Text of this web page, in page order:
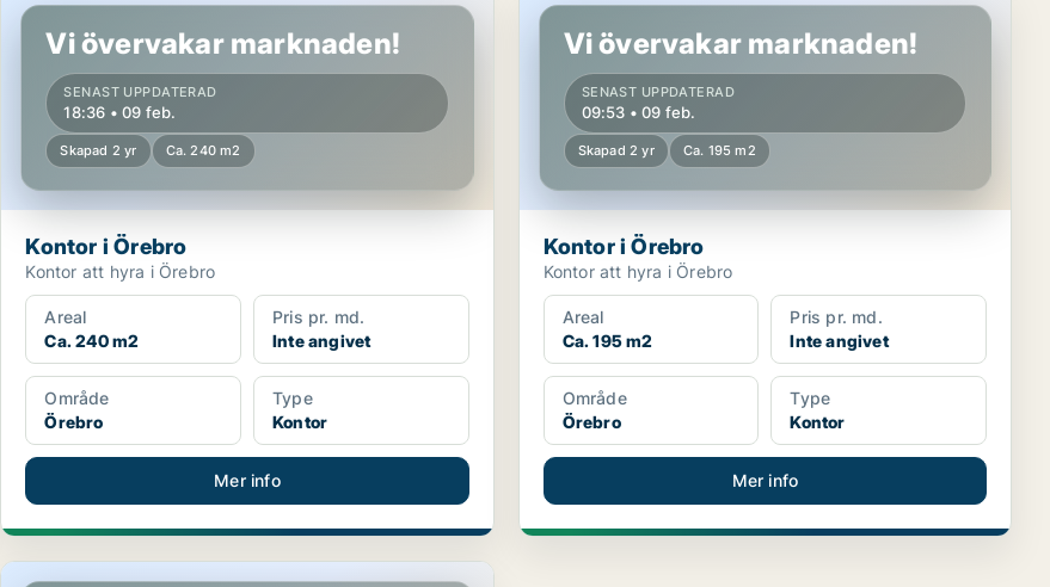
Vi övervakar marknaden!
SENAST UPPDATERAD
18:36 • 09 feb.
Skapad 2 yr Ca. 240 m2
Kontor i Örebro
Kontor att hyra i Örebro
Areal
Ca. 240 m2
Pris pr. md.
Inte angivet
Område
Örebro
Type
Kontor
Mer info
Vi övervakar marknaden!
SENAST UPPDATERAD
09:53 • 09 feb.
Skapad 2 yr Ca. 195 m2
Kontor i Örebro
Kontor att hyra i Örebro
Areal
Ca. 195 m2
Pris pr. md.
Inte angivet
Område
Örebro
Type
Kontor
Mer info
Kontor i Örebro